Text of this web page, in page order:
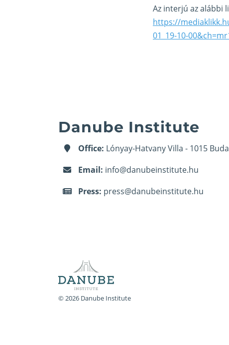
Az interjú az alábbi
https://
01_19-10-
Danube Institute
Office: Lónyay-Hatvany Villa - 1015
Email: info@danubeinstitute.hu
Press: press@danubeinstitute.hu
© 2026 Danube Institute